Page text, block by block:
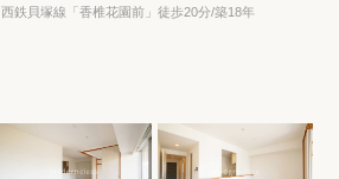
西鉄貝塚線「香椎花園前」徒歩20分/築18年